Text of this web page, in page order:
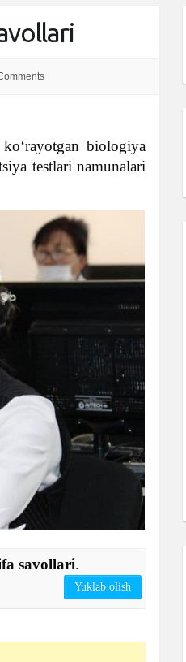
biologiya
testlari namunalari
savollari.
Yuklab olish